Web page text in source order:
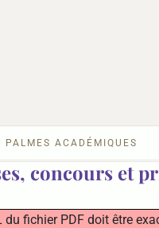
PALMES ACADÉMIQUES
concours et
du fichier PDF doit être